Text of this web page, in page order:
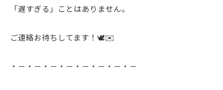
「遅すぎる」ことはありません。
ご連絡お待ちしてます！🕊✉
・－・－・－・－・－・－・－・－